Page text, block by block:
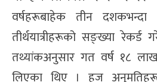
वर्षहरूबाहेक तीन
तीर्थयात्रीहरूको सङ्ख्या
तथ्यांकअनुसार गत वर्ष १८
लिएका थिए । हज